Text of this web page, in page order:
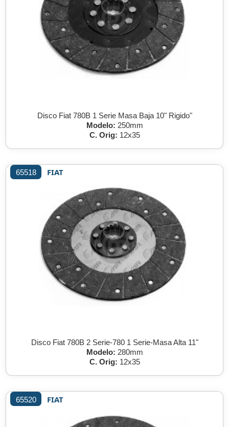
Disco Fiat 780B 1 Serie Masa Baja 10" Rigido"
Modelo: 250mm
C. Orig: 12x35
65518 FIAT
Disco Fiat 780B 2 Serie-780 1 Serie-Masa Alta 11"
Modelo: 280mm
C. Orig: 12x35
65520 FIAT